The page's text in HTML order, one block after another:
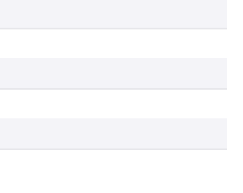
Par Michel Labrecque
Présence autochtone | Big